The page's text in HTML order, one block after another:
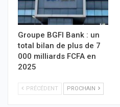
Groupe BGFI Bank : un
total bilan de plus de 7
000 milliards FCFA en
2025
PRÉCÉDENT PROCHAIN